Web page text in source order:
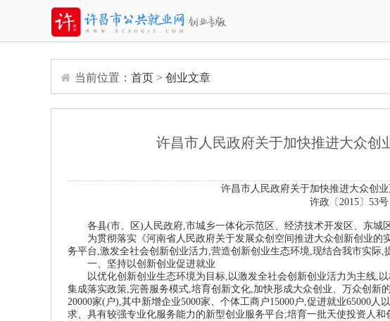
当前位置： 首页 > 创业文章
许昌市人民政府关于加快推进大众创
许昌市人民政府关于加快推进大众创
许政〔 2015 〕 53号
各县(市、区) 人民政府,市城乡一体化示范区、经济技术开发区、东城
为贯彻落实《河南省人民政府关于发展众创空间推进大众创新创业的
务平台,激发全社会创新创业活力 ,营造创新创业生态环境,现结合我市实际,
一、坚持以创新创业促进就业
以优化创新创业生态环境为目标, 以激发全社会创新创业活力为主线,
集成落实政策,完善服务模式,培育创新文化,加快形成大众创业、万众创新
20000家(户),其中新增企业5000家、个体工商户15000户,促进就业65000人
求、具有较强专业化服务能力的新型创业服务平台;培育一批天使投资人和